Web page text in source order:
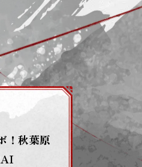
！秋葉原